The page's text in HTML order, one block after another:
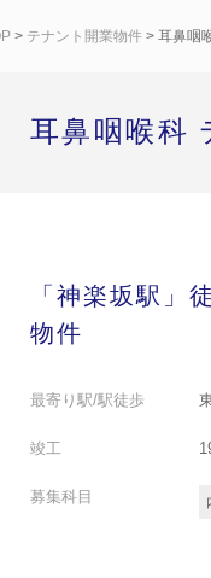
> テナント開業物件 > 耳鼻咽
耳鼻咽喉科
「神楽坂駅」
物件
最寄り駅/駅徒歩
竣工
募集科目